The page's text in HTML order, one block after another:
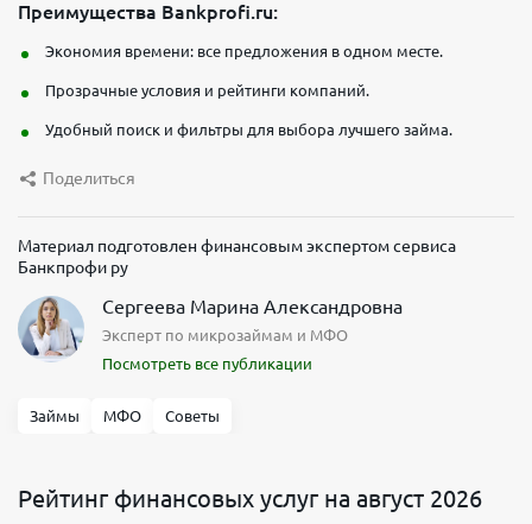
Преимущества Bankprofi.ru:
Экономия времени: все предложения в одном месте.
Прозрачные условия и рейтинги компаний.
Удобный поиск и фильтры для выбора лучшего займа.
Поделиться
Материал подготовлен финансовым экспертом сервиса
Банкпрофи ру
Сергеева Марина Александровна
Эксперт по микрозаймам и МФО
Посмотреть все публикации
Займы МФО Советы
Рейтинг финансовых услуг на август 2026